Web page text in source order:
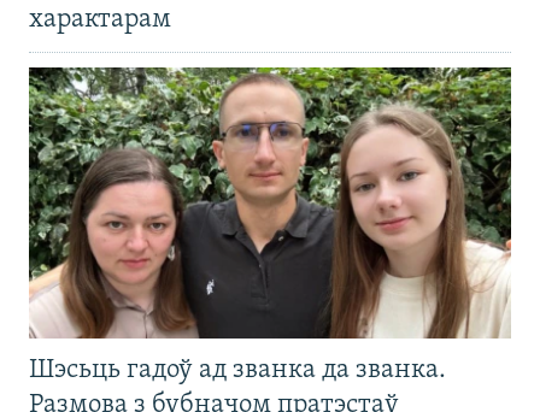
характарам
Шэсьць гадоў ад званка да званка.
Размова з бубначом пратэстаў